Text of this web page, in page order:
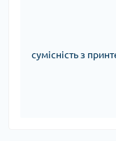
сумісність з